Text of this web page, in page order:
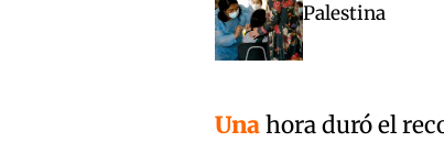
Palestina
Una hora duró el